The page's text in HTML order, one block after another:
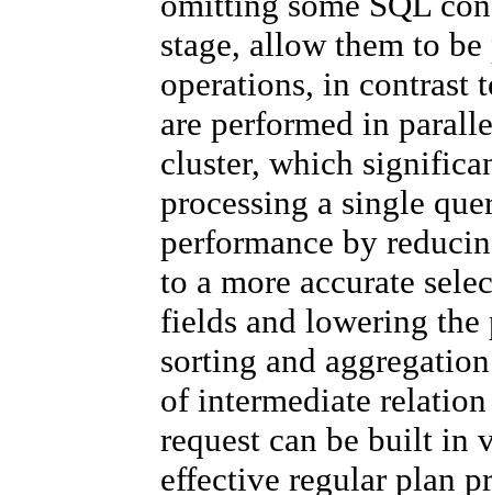
stage, allow them to
operations, in contrast
are performed in
cluster, which
processing a single
performance by
to a more accurate
fields and lowering
sorting and
of intermediate
request can be built in
effective regular plan